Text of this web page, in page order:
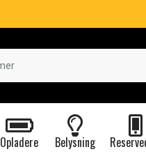
Opladere Belysning